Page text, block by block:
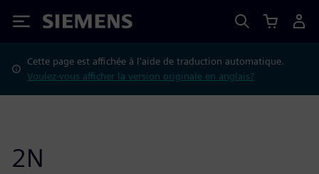
Siemens
Cette page est affichée à l'aide de traduction automatique.
Voulez-vous afficher la version originale en anglais?
2N